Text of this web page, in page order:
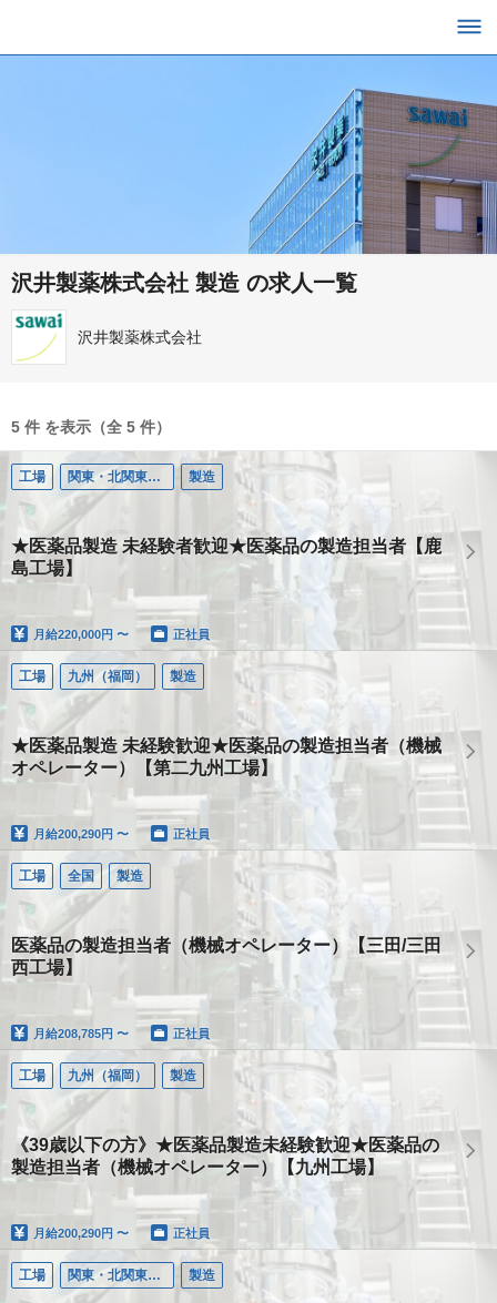
沢井製薬株式会社 製造 の求人一覧
沢井製薬株式会社
5 件 を表示（全 5 件）
工場 関東・北関東（茨城・千葉） 製造
★医薬品製造 未経験者歓迎★医薬品の製造担当者【鹿
島工場】
月給220,000円 〜 正社員
工場 九州（福岡） 製造
★医薬品製造 未経験歓迎★医薬品の製造担当者（機械
オペレーター）【第二九州工場】
月給200,290円 〜 正社員
工場 全国 製造
医薬品の製造担当者（機械オペレーター）【三田/三田
西工場】
月給208,785円 〜 正社員
工場 九州（福岡） 製造
《39歳以下の方》★医薬品製造未経験歓迎★医薬品の
製造担当者（機械オペレーター）【九州工場】
月給200,290円 〜 正社員
工場 関東・北関東（茨城・千葉） 製造